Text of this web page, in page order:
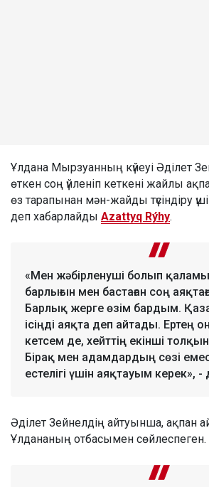
Ұлдана Мырзуанның күйеуі Әділет
өткен соң үйленіп кеткені жайлы
өз тарапынан мән-жайды түсіндіру
деп хабарлайды Azattyq Rýhy.
«Мен жәбірленуші болып
барлығын мен бастаған соң
Барлық жерге өзім бардым.
ісіңді аяқта деп айтады. Ертең
кетсем де, хейттің екінші
Бірақ мен адамдардың сөзі
естелігі үшін аяқтауым керек», -
Әділет Зейнелдің айтуынша, ақпан
Ұлдананың отбасымен сөйлеспеген.